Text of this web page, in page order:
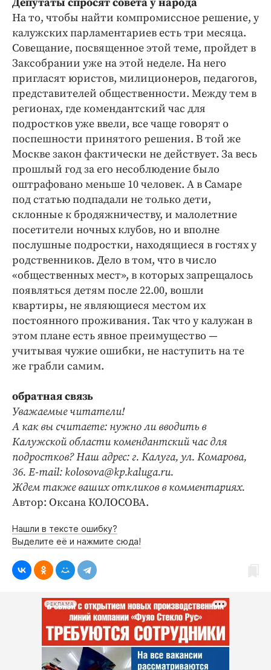
На то, чтобы найти компромиссное решение, у
калужских парламентариев есть три месяца.
Совещание, посвященное этой теме, пройдет в
Заксобрании уже на этой неделе. На него
пригласят юристов, милиционеров, педагогов,
представителей общественности. Между тем в
регионах, где комендантский час для
подростков уже ввели, все чаще говорят о
поспешности принятого решения. В той же
Москве закон фактически не действует. За весь
прошлый год за его несоблюдение было
оштрафовано меньше 10 человек. А в Самаре
под статью подпадали не только дети,
склонные к бродяжничеству, и малолетние
посетители ночных клубов, но и вполне
послушные подростки, находящиеся в гостях у
родственников. Дело в том, что в число
«общественных мест», в которых запрещалось
появляться детям после 22.00, вошли
квартиры, не являющиеся местом их
постоянного проживания. Так что у калужан в
этом плане есть явное преимущество —
учитывая чужие ошибки, не наступить на те
же грабли самим.
обратная связь
Уважаемые читатели!
А как вы считаете: нужно ли вводить в
Калужской области комендантский час для
подростков? Наш адрес: г. Калуга, ул. Комарова,
36. E-mail: kolosova@kp.kaluga.ru.
Ждем также ваших откликов в комментариях.
Автор: Оксана КОЛОСОВА.
Нашли в тексте ошибку?
Выделите её и нажмите сюда!
РЕКЛАМА